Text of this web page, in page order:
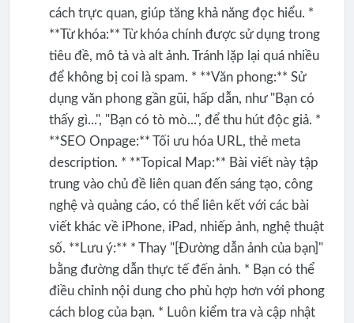
cách trực quan, giúp tăng khả năng đọc hiểu. *
**Từ khóa:** Từ khóa chính được sử dụng trong
tiêu đề, mô tả và alt ảnh. Tránh lặp lại quá nhiều
để không bị coi là spam. * **Văn phong:** Sử
dụng văn phong gần gũi, hấp dẫn, như "Bạn có
thấy gì...", "Bạn có tò mò...", để thu hút độc giả. *
**SEO Onpage:** Tối ưu hóa URL, thẻ meta
description. * **Topical Map:** Bài viết này tập
trung vào chủ đề liên quan đến sáng tạo, công
nghệ và quảng cáo, có thể liên kết với các bài
viết khác về iPhone, iPad, nhiếp ảnh, nghệ thuật
số. **Lưu ý:** * Thay "[Đường dẫn ảnh của bạn]"
bằng đường dẫn thực tế đến ảnh. * Bạn có thể
điều chỉnh nội dung cho phù hợp hơn với phong
cách blog của bạn. * Luôn kiểm tra và cập nhật